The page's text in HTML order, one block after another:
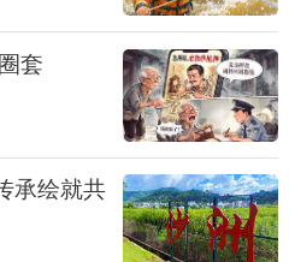
套
承绘就共